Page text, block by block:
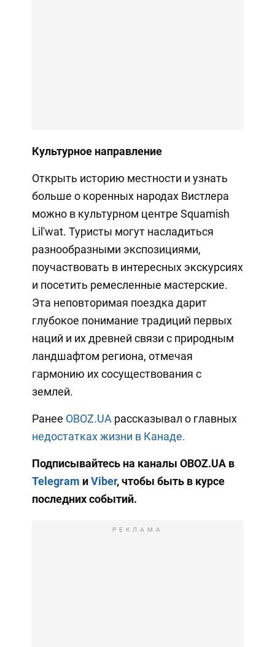
Культурное направление
Открыть историю местности и узнать
больше о коренных народах Вистлера
можно в культурном центре Squamish
Lil'wat. Туристы могут насладиться
разнообразными экспозициями,
поучаствовать в интересных экскурсиях
и посетить ремесленные мастерские.
Эта неповторимая поездка дарит
глубокое понимание традиций первых
наций и их древней связи с природным
ландшафтом региона, отмечая
гармонию их сосуществования с
землей.
Ранее OBOZ.UA рассказывал о главных
недостатках жизни в Канаде.
Подписывайтесь на каналы OBOZ.UA в
Telegram иViber, чтобы быть в курсе
последних событий.
РЕКЛАМА